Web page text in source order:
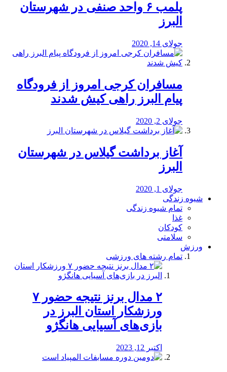
پلمب ۶ واحد صنفی در شهرستان
البرز
جولای 14, 2020
مسافران کرجی امروز از فرودگاه
پیام البرز راهی کیش شدند
جولای 2, 2020
آغاز برداشت گیلاس در شهرستان
البرز
جولای 1, 2020
شیوه زندگی
تمام شیوه زندگی
غذا
کودکان
سلامتی
ورزش
تمام رشته های ورزشی
۲ مدال برنز نتیجه حضور ۷
ورزشکار استان البرز در
بازی‌های آسیایی هانگژو
اکتبر 12, 2023